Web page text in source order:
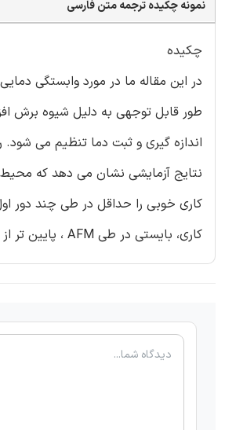
نمونه چکیده ترجمه متن فارسی
چکیده
طور قابل توجهی به دلیل شیوه برش
نتایج آزمایشی نشان می دهد که
کاری خوبی را حداقل در طی چند دور
کاری، بایستی در طی AFM ، پایین تر از 25 درجه باشد.